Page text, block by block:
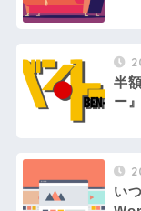
半
ー
い